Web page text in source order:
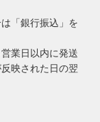
「銀行振込」を
業日以内に発送
映された日の翌